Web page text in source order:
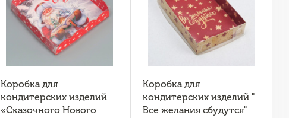
Коробка для
кондитерских изделий
«Сказочного Нового
Коробка для
кондитерских изделий "
Все желания сбудутся"